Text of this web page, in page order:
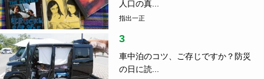
人口の真...
指出一正
3
車中泊のコツ、ご存じですか？防災
の日に読...